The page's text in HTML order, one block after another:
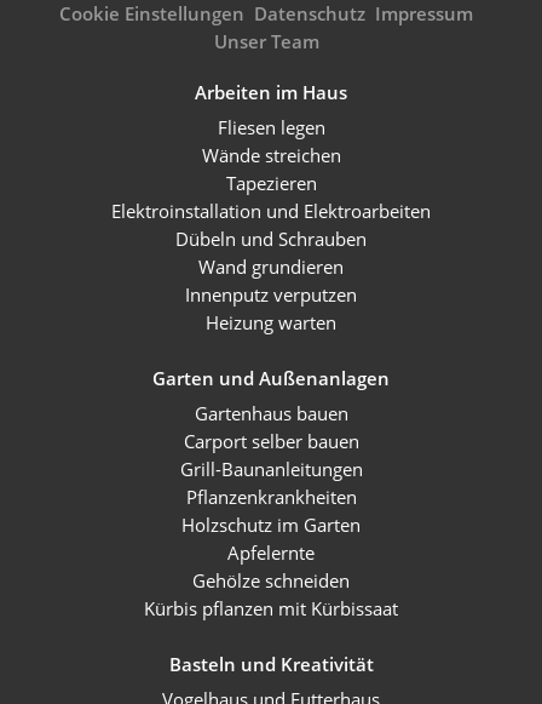
Cookie Einstellungen Datenschutz Impressum
Unser Team
Arbeiten im Haus
Fliesen legen
Wände streichen
Tapezieren
Elektroinstallation und Elektroarbeiten
Dübeln und Schrauben
Wand grundieren
Innenputz verputzen
Heizung warten
Garten und Außenanlagen
Gartenhaus bauen
Carport selber bauen
Grill-Baunanleitungen
Pflanzenkrankheiten
Holzschutz im Garten
Apfelernte
Gehölze schneiden
Kürbis pflanzen mit Kürbissaat
Basteln und Kreativität